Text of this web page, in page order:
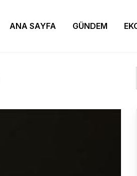
ANA SAYFA GÜNDEM